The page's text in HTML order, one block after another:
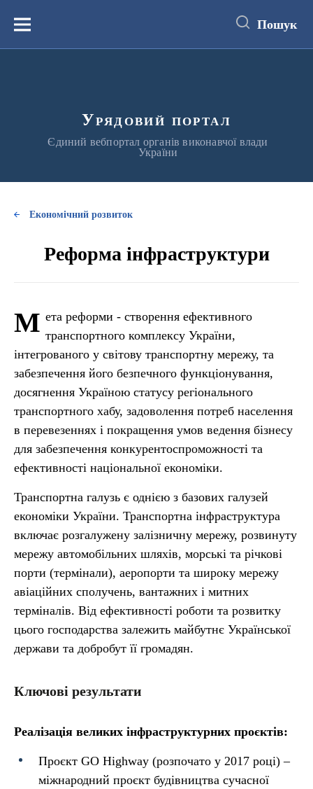
вмістуМеню Пошук
Урядовий портал
Єдиний вебпортал органів виконавчої влади
України
Економічний розвиток
Реформа інфраструктури
М ета реформи - створення ефективного
транспортного комплексу України,
інтегрованого у світову транспортну мережу, та
забезпечення його безпечного функціонування,
досягнення Україною статусу регіонального
транспортного хабу, задоволення потреб населення
в перевезеннях і покращення умов ведення бізнесу
для забезпечення конкурентоспроможності та
ефективності національної економіки.
Транспортна галузь є однією з базових галузей
економіки України. Транспортна інфраструктура
включає розгалужену залізничну мережу, розвинуту
мережу автомобільних шляхів, морські та річкові
порти (термінали), аеропорти та широку мережу
авіаційних сполучень, вантажних і митних
терміналів. Від ефективності роботи та розвитку
цього господарства залежить майбутнє Української
держави та добробут її громадян.
Ключові результати
Реалізація великих інфраструктурних проєктів:
Проєкт GO Highway (розпочато у 2017 році) –
міжнародний проєкт будівництва сучасної